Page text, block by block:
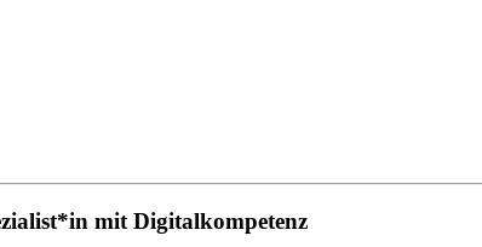
mit Digitalkompetenz